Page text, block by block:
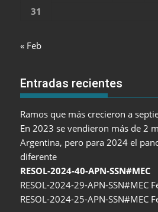
31
« Feb
Entradas recientes
Ramos que más crecieron a
En 2023 se vendieron más de 2
Argentina, pero para 2024 el
diferente
RESOL-2024-40-APN-SSN#MEC
RESOL-2024-29-APN-SSN#MEC
RESOL-2024-25-APN-SSN#MEC